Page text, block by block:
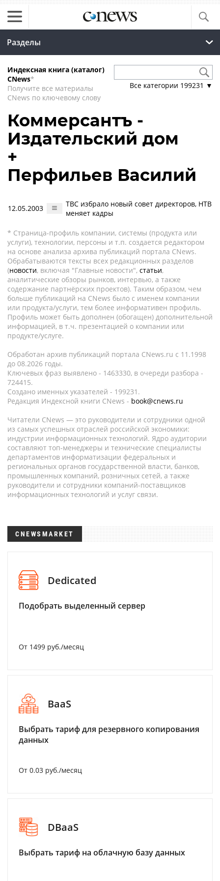
Разделы
Индексная книга (каталог)
CNews*
Получите все материалы
CNews по ключевому слову
Все категории 199231 ▼
Коммерсантъ -
Издательский дом
+
Перфильев Василий
12.05.2003
ТВС избрало новый совет директоров, НТВ
меняет кадры
* Страница-профиль компании, системы (продукта или
услуги), технологии, персоны и т.п. создается редактором
на основе анализа архива публикаций портала CNews.
Обрабатываются тексты всех редакционных разделов
(новости, включая "Главные новости", статьи,
аналитические обзоры рынков, интервью, а также
содержание партнёрских проектов). Таким образом, чем
больше публикаций на CNews было с именем компании
или продукта/услуги, тем более информативен профиль.
Профиль может быть дополнен (обогащен) дополнительной
информацией, в т.ч. презентацией о компании или
продукте/услуге.
Обработан архив публикаций портала CNews.ru c 11.1998
до 08.2026 годы.
Ключевых фраз выявлено - 1463330, в очереди разбора -
724415.
Создано именных указателей - 199231.
Редакция Индексной книги CNews - book@cnews.ru
Читатели CNews — это руководители и сотрудники одной
из самых успешных отраслей российской экономики:
индустрии информационных технологий. Ядро аудитории
составляют топ-менеджеры и технические специалисты
департаментов информатизации федеральных и
региональных органов государственной власти, банков,
промышленных компаний, розничных сетей, а также
руководители и сотрудники компаний-поставщиков
информационных технологий и услуг связи.
CNEWSMARKET
Dedicated
Подобрать выделенный сервер
От 1499 руб./месяц
BaaS
Выбрать тариф для резервного копирования
данных
От 0.03 руб./месяц
DBaaS
Выбрать тариф на облачную базу данных